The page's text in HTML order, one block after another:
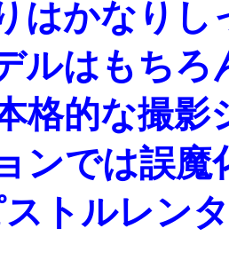
はかなりし
ルはもちろ
格的な撮影
ンでは誤魔
ストルレン